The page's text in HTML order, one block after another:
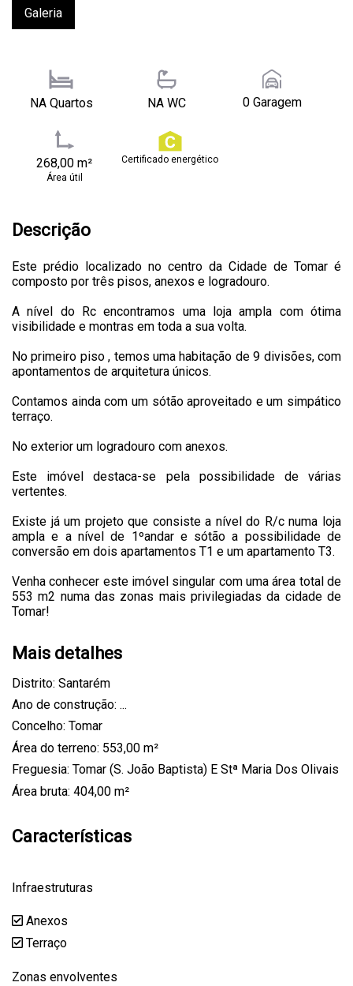
Galeria
NA Quartos NA WC 0 Garagem
268,00 m²
Área útil
Certificado energético
Descrição
Este prédio localizado no centro da Cidade de Tomar é
composto por três pisos, anexos e logradouro.
A nível do Rc encontramos uma loja ampla com ótima
visibilidade e montras em toda a sua volta.
No primeiro piso , temos uma habitação de 9 divisões, com
apontamentos de arquitetura únicos.
Contamos ainda com um sótão aproveitado e um simpático
terraço.
No exterior um logradouro com anexos.
Este imóvel destaca-se pela possibilidade de várias
vertentes.
Existe já um projeto que consiste a nível do R/c numa loja
ampla e a nível de 1ºandar e sótão a possibilidade de
conversão em dois apartamentos T1 e um apartamento T3.
Venha conhecer este imóvel singular com uma área total de
553 m2 numa das zonas mais privilegiadas da cidade de
Tomar!
Mais detalhes
Distrito: Santarém
Ano de construção: ...
Concelho: Tomar
Área do terreno: 553,00 m²
Freguesia: Tomar (S. João Baptista) E Stª Maria Dos Olivais
Área bruta: 404,00 m²
Características
Infraestruturas
Anexos
Terraço
Zonas envolventes